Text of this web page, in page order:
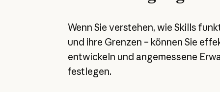
Wenn Sie verstehen, wie Skills
und ihre Grenzen – können Sie
entwickeln und angemessene
festlegen.